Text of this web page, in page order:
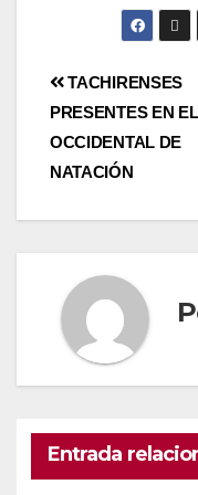
TACHIRENSES
PRESENTES EN EL
OCCIDENTAL DE
NATACIÓN
Entrada